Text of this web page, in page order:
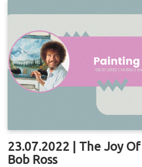
23.07.2022 | The Joy
Bob Ross